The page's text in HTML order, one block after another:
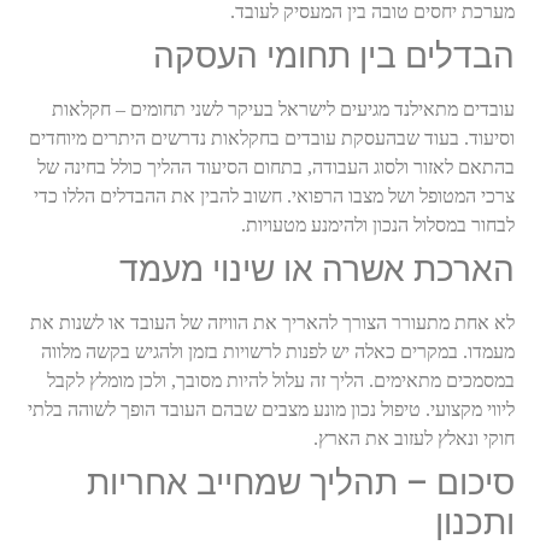
מערכת יחסים טובה בין המעסיק לעובד.
הבדלים בין תחומי העסקה
עובדים מתאילנד מגיעים לישראל בעיקר לשני תחומים – חקלאות
וסיעוד. בעוד שבהעסקת עובדים בחקלאות נדרשים היתרים מיוחדים
בהתאם לאזור ולסוג העבודה, בתחום הסיעוד ההליך כולל בחינה של
צרכי המטופל ושל מצבו הרפואי. חשוב להבין את ההבדלים הללו כדי
לבחור במסלול הנכון ולהימנע מטעויות.
הארכת אשרה או שינוי מעמד
לא אחת מתעורר הצורך להאריך את הוויזה של העובד או לשנות את
מעמדו. במקרים כאלה יש לפנות לרשויות בזמן ולהגיש בקשה מלווה
במסמכים מתאימים. הליך זה עלול להיות מסובך, ולכן מומלץ לקבל
ליווי מקצועי. טיפול נכון מונע מצבים שבהם העובד הופך לשוהה בלתי
חוקי ונאלץ לעזוב את הארץ.
סיכום – תהליך שמחייב אחריות
ותכנון